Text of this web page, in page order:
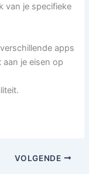
van je specifieke
apps
je eisen op
VOLGENDE